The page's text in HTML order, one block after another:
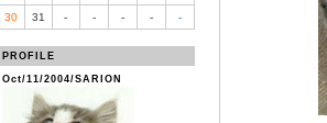
30
31 - - - - -
PROFILE
Oct/11/2004/SARION